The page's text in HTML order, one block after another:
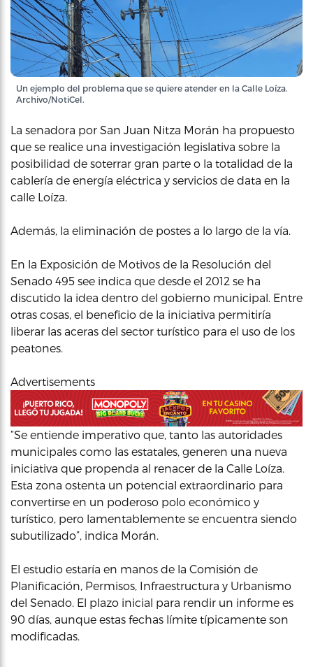
Un ejemplo del problema que se quiere atender en la Calle Loíza.
Archivo/NotiCel.
La senadora por San Juan Nitza Morán ha propuesto
que se realice una investigación legislativa sobre la
posibilidad de soterrar gran parte o la totalidad de la
cablería de energía eléctrica y servicios de data en la
calle Loíza.
Además, la eliminación de postes a lo largo de la vía.
En la Exposición de Motivos de la Resolución del
Senado 495 see indica que desde el 2012 se ha
discutido la idea dentro del gobierno municipal. Entre
otras cosas, el beneficio de la iniciativa permitiría
liberar las aceras del sector turístico para el uso de los
peatones.
Advertisements
“Se entiende imperativo que, tanto las autoridades
municipales como las estatales, generen una nueva
iniciativa que propenda al renacer de la Calle Loíza.
Esta zona ostenta un potencial extraordinario para
convertirse en un poderoso polo económico y
turístico, pero lamentablemente se encuentra siendo
subutilizado”, indica Morán.
El estudio estaría en manos de la Comisión de
Planificación, Permisos, Infraestructura y Urbanismo
del Senado. El plazo inicial para rendir un informe es
90 días, aunque estas fechas límite típicamente son
modificadas.